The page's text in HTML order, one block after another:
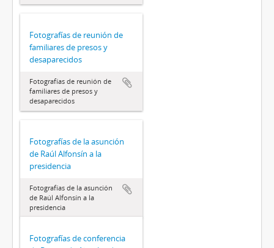
Fotografías de reunión de
familiares de presos y
desaparecidos
Fotografías de reunión de
familiares de presos y
desaparecidos
Fotografías de la asunción
de Raúl Alfonsín a la
presidencia
Fotografías de la asunción
de Raúl Alfonsín a la
presidencia
Fotografías de conferencia